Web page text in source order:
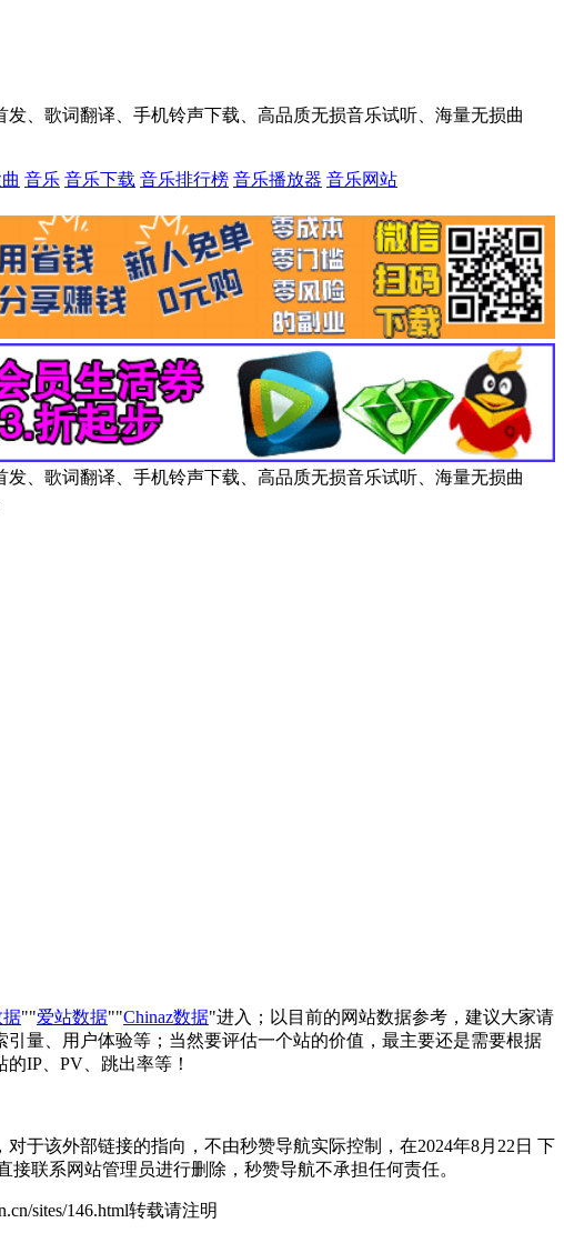
、歌词翻译、手机铃声下载、高品质无损音乐试听、海量无损曲
音乐 音乐下载 音乐排行榜 音乐播放器 音乐网站
、歌词翻译、手机铃声下载、高品质无损音乐试听、海量无损曲
据""爱站数据""Chinaz数据"进入；以目前的网站数据参考，建议大家请
量、用户体验等；当然要评估一个站的价值，最主要还是需要根据
IP、PV、跳出率等！
于该外部链接的指向，不由秒赞导航实际控制，在2024年8月22日 下
联系网站管理员进行删除，秒赞导航不承担任何责任。
sites/146.html转载请注明